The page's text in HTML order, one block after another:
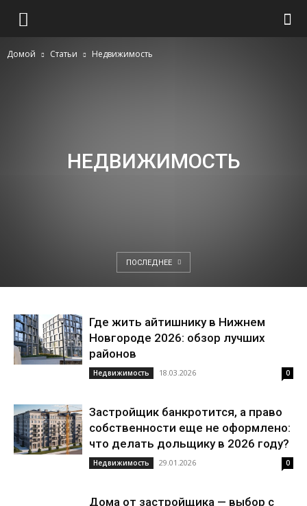
Домой Статьи Недвижимость
НЕДВИЖИМОСТЬ
ПОСЛЕДНЕЕ
Где жить айтишнику в Нижнем
Новгороде 2026: обзор лучших
районов
Недвижимость 18.03.2026 0
Застройщик банкротится, а право
собственности еще не оформлено:
что делать дольщику в 2026 году?
Недвижимость 29.01.2026 0
Дома от застройщика — выбор с